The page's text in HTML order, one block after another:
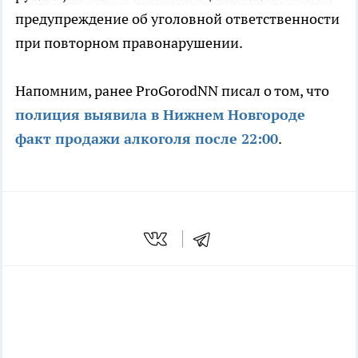
предупреждение об уголовной ответственности
при повторном правонарушении.
Напомним, ранее ProGorodNN писал о том, что
полиция выявила в Нижнем Новгороде
факт продажи алкоголя после 22:00.